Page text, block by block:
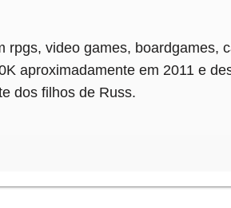
rpgs, video games, boardgames,
aproximadamente em 2011 e
dos filhos de Russ.